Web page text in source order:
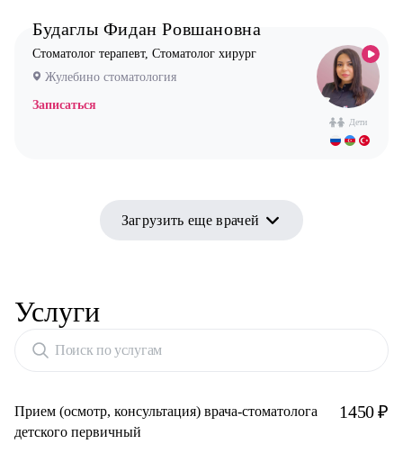
Дети
Будаглы Фидан Ровшановна
Стоматолог терапевт, Стоматолог хирург
Жулебино стоматология
Записаться
Загрузить еще врачей
Услуги
Поиск по услугам
Прием (осмотр, консультация) врача-стоматолога
детского первичный
1450 ₽